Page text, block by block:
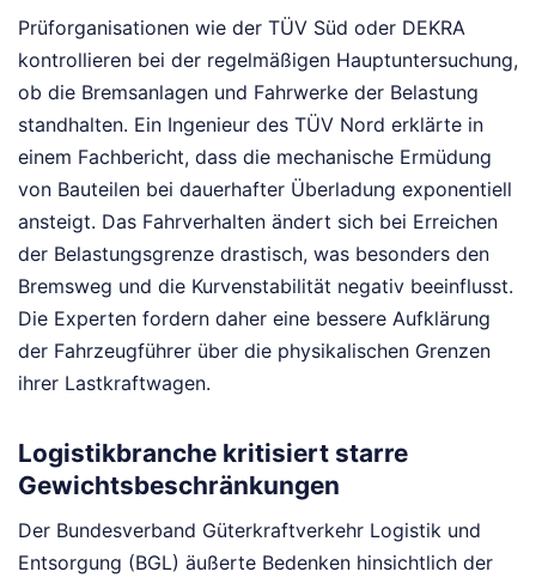
Prüforganisationen wie der TÜV Süd oder DEKRA
kontrollieren bei der regelmäßigen Hauptuntersuchung,
ob die Bremsanlagen und Fahrwerke der Belastung
standhalten. Ein Ingenieur des TÜV Nord erklärte in
einem Fachbericht, dass die mechanische Ermüdung
von Bauteilen bei dauerhafter Überladung exponentiell
ansteigt. Das Fahrverhalten ändert sich bei Erreichen
der Belastungsgrenze drastisch, was besonders den
Bremsweg und die Kurvenstabilität negativ beeinflusst.
Die Experten fordern daher eine bessere Aufklärung
der Fahrzeugführer über die physikalischen Grenzen
ihrer Lastkraftwagen.
Logistikbranche kritisiert starre
Gewichtsbeschränkungen
Der Bundesverband Güterkraftverkehr Logistik und
Entsorgung (BGL) äußerte Bedenken hinsichtlich der